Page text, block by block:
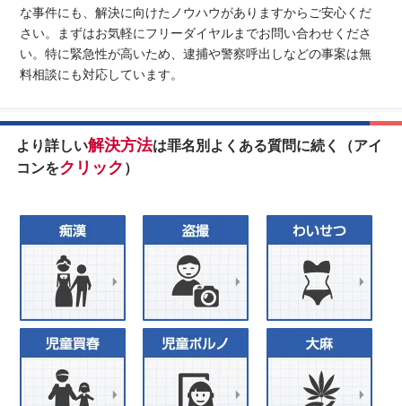
な事件にも、解決に向けたノウハウがありますからご安心くだ
さい。まずはお気軽にフリーダイヤルまでお問い合わせくださ
い。特に緊急性が高いため、逮捕や警察呼出しなどの事案は無
料相談にも対応しています。
より詳しい解決方法は罪名別よくある質問に続く（アイ
コンをクリック ）